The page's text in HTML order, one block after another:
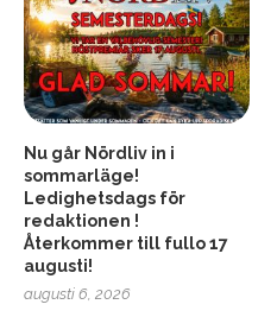
Nu går Nördliv in i
sommarläge!
Ledighetsdags för
redaktionen !
Återkommer till fullo 17
augusti!
augusti 6, 2026